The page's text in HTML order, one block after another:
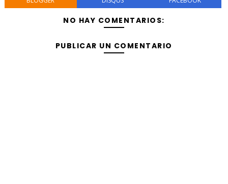
NO HAY COMENTARIOS:
PUBLICAR UN COMENTARIO